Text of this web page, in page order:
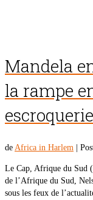
Mandela
la rampe
de Africa in Harlem
Le Cap, Afrique du Sud
de l’Afrique du Sud,
sous les feux de